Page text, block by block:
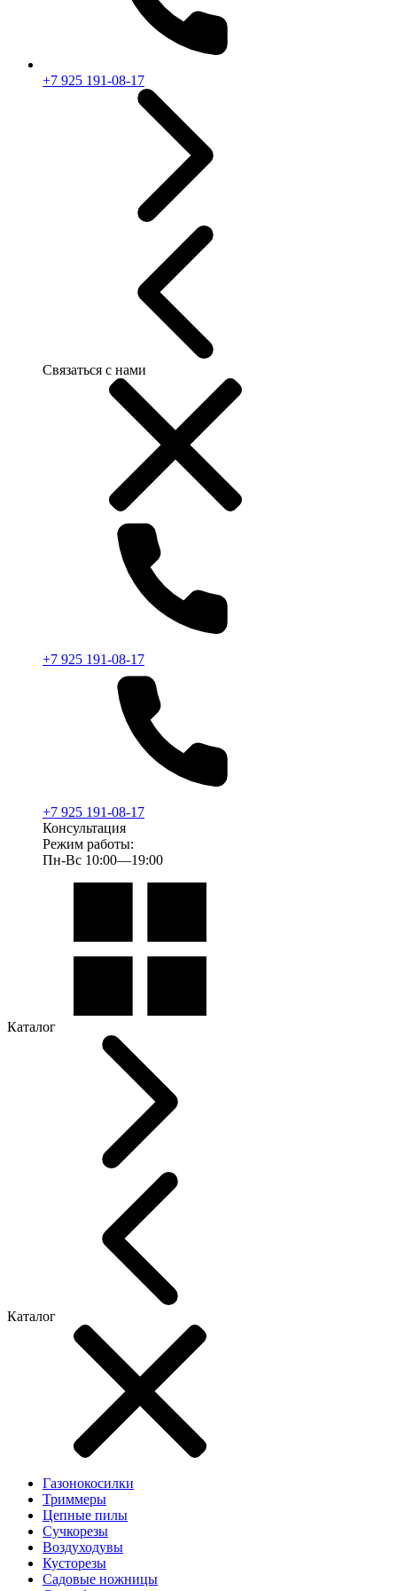
+7 925 191-08-17
Связаться с нами
+7 925 191-08-17
+7 925 191-08-17
Консультация
Режим работы:
Пн-Вс 10:00—19:00
Каталог
Каталог
Газонокосилки
Триммеры
Цепные пилы
Cучкорезы
Воздуходувы
Кусторезы
Садовые ножницы